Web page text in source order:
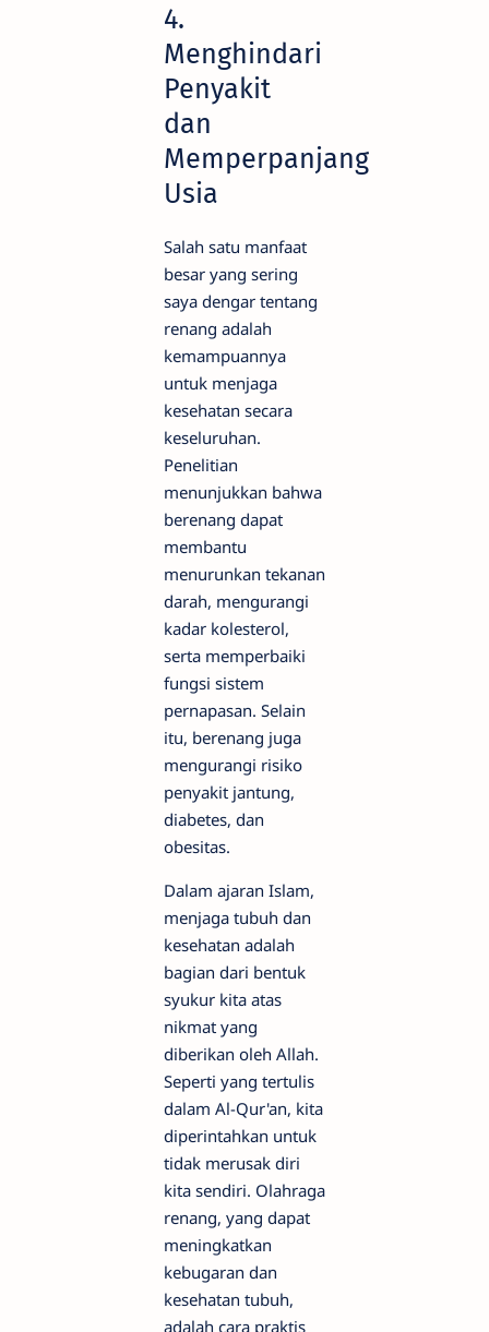
4.
Menghindari
Penyakit
dan
Memperpanjang
Usia
Salah satu manfaat
besar yang sering
saya dengar tentang
renang adalah
kemampuannya
untuk menjaga
kesehatan secara
keseluruhan.
Penelitian
menunjukkan bahwa
berenang dapat
membantu
menurunkan tekanan
darah, mengurangi
kadar kolesterol,
serta memperbaiki
fungsi sistem
pernapasan. Selain
itu, berenang juga
mengurangi risiko
penyakit jantung,
diabetes, dan
obesitas.
Dalam ajaran Islam,
menjaga tubuh dan
kesehatan adalah
bagian dari bentuk
syukur kita atas
nikmat yang
diberikan oleh Allah.
Seperti yang tertulis
dalam Al-Qur'an, kita
diperintahkan untuk
tidak merusak diri
kita sendiri. Olahraga
renang, yang dapat
meningkatkan
kebugaran dan
kesehatan tubuh,
adalah cara praktis